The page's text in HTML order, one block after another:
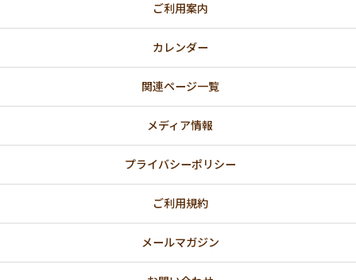
ご利用案内
カレンダー
関連ページ一覧
メディア情報
プライバシーポリシー
ご利用規約
メールマガジン